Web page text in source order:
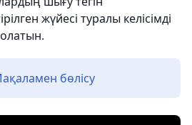
жүйесі туралы келісімді
бөлісу